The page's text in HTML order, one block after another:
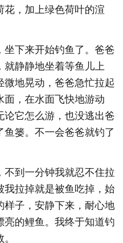
花，加上绿色荷叶的渲
坐下来开始钓鱼了。爸爸
就静静地坐着等鱼儿上
地晃动，爸爸急忙拉起
面，在水面飞快地游动
它怎么游，也没逃出爸
篓。不一会爸爸就钓了
不到一分钟我就忍不住拉
我拉掉就是被鱼吃掉，始
样子，安静下来，耐心地
的鲤鱼。我终于知道钓